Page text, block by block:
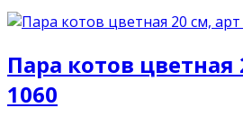
Пара котов цветная
1060